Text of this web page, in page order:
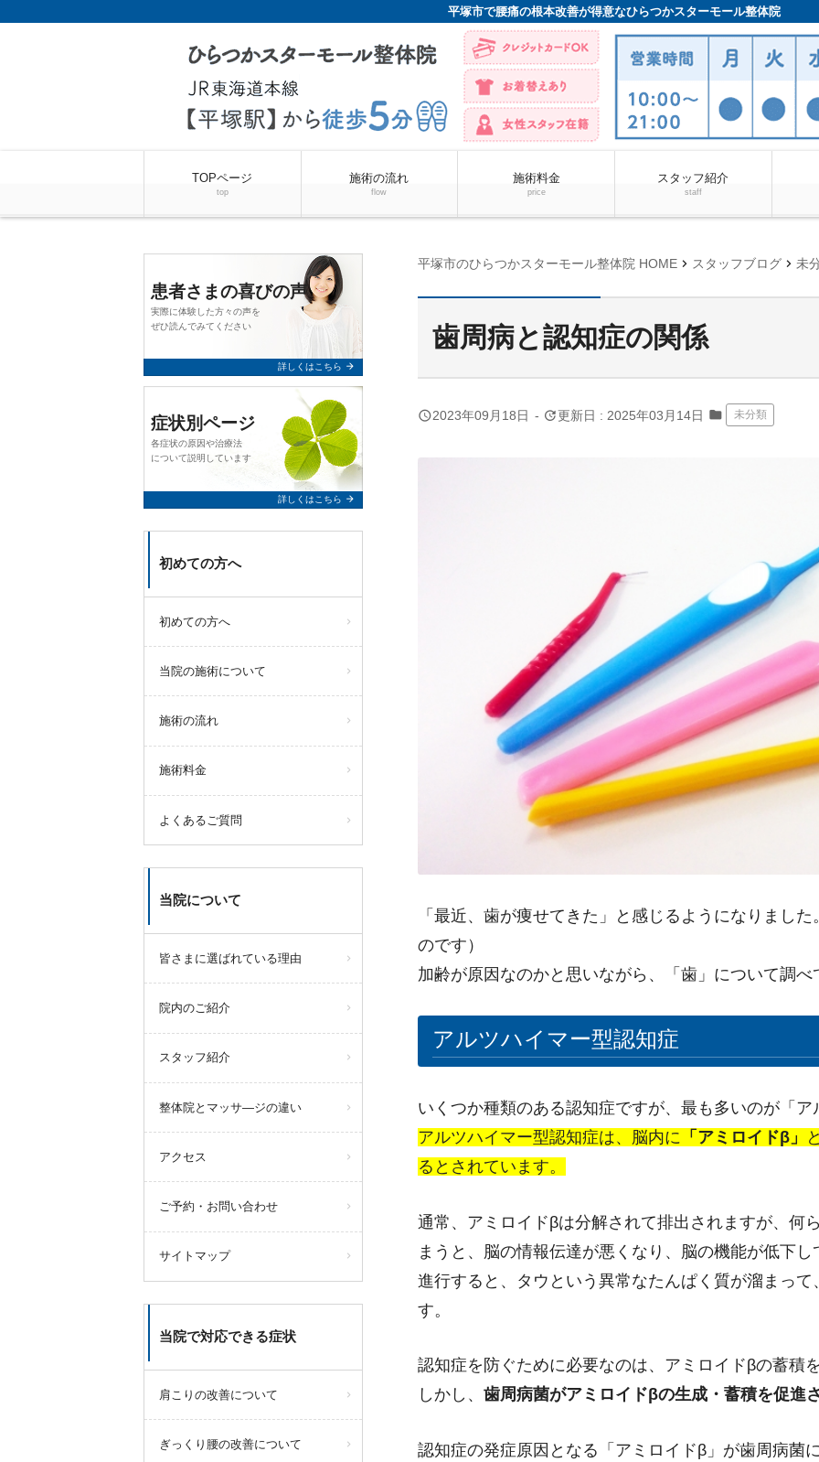
平塚市で腰痛の根本改善が得意なひらつかスターモール整体院
TOPページ
top
施術の流れ
flow
施術料金
price
スタッフ紹介
staff
平塚市のひらつかスターモール整体院 HOME chevron_right スタッフブログ chevron_right 未
歯周病と認知症の関係
query_builder2023年09月18日 - update更新日 : 2025年03月14日 folder 未分類
「最近、歯が痩せてきた」と感じるようになりまし
のです）
加齢が原因なのかと思いながら、「歯」について調
アルツハイマー型認知症
いくつか種類のある認知症ですが、最も多いのが「
アルツハイマー型認知症は、脳内に 「アミロイドβ」
るとされています。
通常、アミロイドβは分解されて排出されますが、何
まうと、脳の情報伝達が悪くなり、脳の機能が低下
進行すると、タウという異常なたんぱく質が溜まっ
す。
認知症を防ぐために必要なのは、アミロイドβの蓄積
しかし、 歯周病菌がアミロイドβの生成・蓄積を促進
認知症の発症原因となる「アミロイドβ」が歯周病菌
患者さまの喜びの声
実際に体験した方々の声を
ぜひ読んでみてください
詳しくはこちら arrow_forward
症状別ページ
各症状の原因や治療法
について説明しています
詳しくはこちら arrow_forward
初めての方へ
初めての方へ
当院の施術について
施術の流れ
施術料金
よくあるご質問
当院について
皆さまに選ばれている理由
院内のご紹介
スタッフ紹介
整体院とマッサ―ジの違い
アクセス
ご予約・お問い合わせ
サイトマップ
当院で対応できる症状
肩こりの改善について
ぎっくり腰の改善について